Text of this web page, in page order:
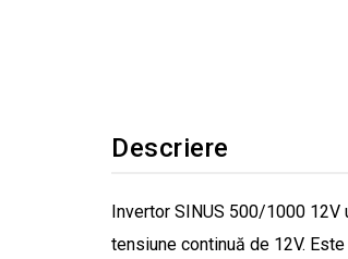
Descriere
Invertor SINUS 500/1000
tensiune continuă de 12V.